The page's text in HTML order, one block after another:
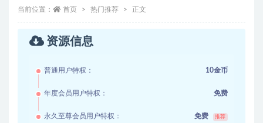
当前位置： 首页 热门推荐 正文
资源信息
普通用户特权： 10金币
年度会员用户特权： 免费
永久至尊会员用户特权： 免费 推荐